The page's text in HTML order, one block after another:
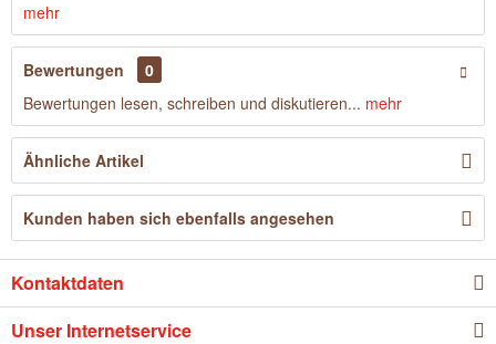
mehr
Bewertungen
0
Bewertungen lesen, schreiben und diskutieren... mehr
Ähnliche Artikel
Kunden haben sich ebenfalls angesehen
Kontaktdaten
Unser Internetservice